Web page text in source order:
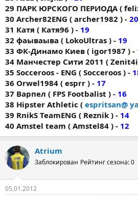
29 ПАРК ЮРСКОГО ПЕРИОДА (
30 Archer82ENG ( archer1982 ) - 20
31 Катя ( Катя96 ) - 19
32 фаываыва ( LokoUltras ) - 19
33 ФК-Динамо Киев ( igor1987 ) -
34 Манчестер Сити 2011 (
35 Socceroos - ENG ( Socceroos ) -
36 Orwel1984 ( esprr ) - 17
37 Варпел ( FPS Footbalist ) - 16
38 Hipster Athletic ( espritsan@
39 RnikS TeamENG ( Reznik ) - 14
40 Amstel team ( Amstel84 ) - 12
Atrium
Заблокирован Рейтинг сезона: 0
05.01.2012